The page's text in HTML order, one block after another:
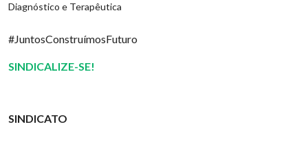
Diagnóstico e Terapêutica
#JuntosConstruímosFuturo
SINDICALIZE-SE!
SINDICATO